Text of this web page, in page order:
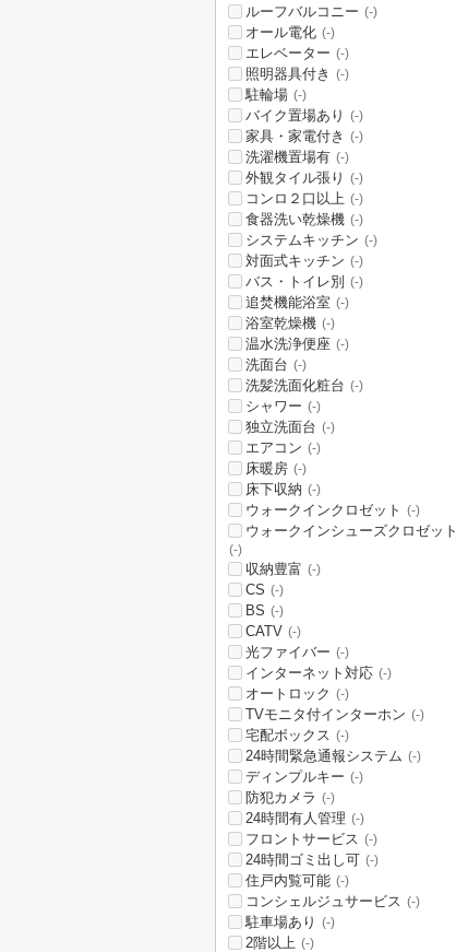
ルーフバルコニー (-)
オール電化 (-)
エレベーター (-)
照明器具付き (-)
駐輪場 (-)
バイク置場あり (-)
家具・家電付き (-)
洗濯機置場有 (-)
外観タイル張り (-)
コンロ２口以上 (-)
食器洗い乾燥機 (-)
システムキッチン (-)
対面式キッチン (-)
バス・トイレ別 (-)
追焚機能浴室 (-)
浴室乾燥機 (-)
温水洗浄便座 (-)
洗面台 (-)
洗髪洗面化粧台 (-)
シャワー (-)
独立洗面台 (-)
エアコン (-)
床暖房 (-)
床下収納 (-)
ウォークインクロゼット (-)
ウォークインシューズクロゼット
(-)
収納豊富 (-)
CS (-)
BS (-)
CATV (-)
光ファイバー (-)
インターネット対応 (-)
オートロック (-)
TVモニタ付インターホン (-)
宅配ボックス (-)
24時間緊急通報システム (-)
ディンプルキー (-)
防犯カメラ (-)
24時間有人管理 (-)
フロントサービス (-)
24時間ゴミ出し可 (-)
住戸内覧可能 (-)
コンシェルジュサービス (-)
駐車場あり (-)
2階以上 (-)